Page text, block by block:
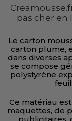
pas cher en
Le carton
carton plume,
dans diverses
se compose
polystyrène
Ce matériau
maquettes, de